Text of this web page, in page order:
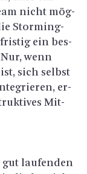
nicht mög­
Stor­ming-
ein bes­
wenn
sich selbst
er­
Mit­
lau­fen­den